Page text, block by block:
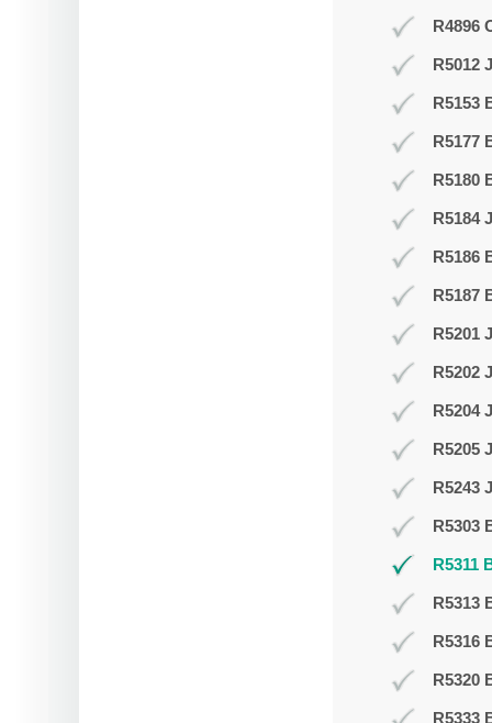
R4896
R5012
R5153
R5177
R5180
R5184
R5186
R5187
R5201
R5202
R5204
R5205
R5243
R5303
R5311
R5313
R5316
R5320
R5333